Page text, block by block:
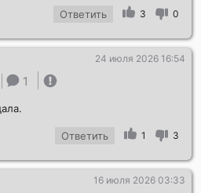
Ответить 3 0
1
24 июля 2026 16:54
Ответить 1 3
16 июля 2026 03:33